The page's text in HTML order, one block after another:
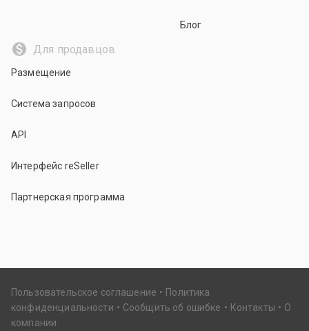
Блог
Для продавцов
Размещение
Система запросов
API
Интерфейс reSeller
Партнерская программа
Пользовательское соглашение
Политика
конфиденциальности
Сообщить об ошибке Контакты
О
компании